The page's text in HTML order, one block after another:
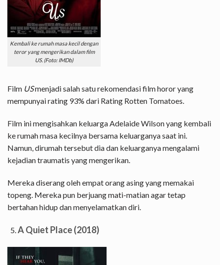
Kembali ke rumah masa kecil dengan
teror yang mengerikan dalam film
US. (Foto: IMDb)
Film USmenjadi salah satu rekomendasi film horor yang
mempunyai rating 93% dari Rating Rotten Tomatoes.
Film ini mengisahkan keluarga Adelaide Wilson yang kembali
ke rumah masa kecilnya bersama keluarganya saat ini.
Namun, dirumah tersebut dia dan keluarganya mengalami
kejadian traumatis yang mengerikan.
Mereka diserang oleh empat orang asing yang memakai
topeng. Mereka pun berjuang mati-matian agar tetap
bertahan hidup dan menyelamatkan diri.
A Quiet Place (2018)